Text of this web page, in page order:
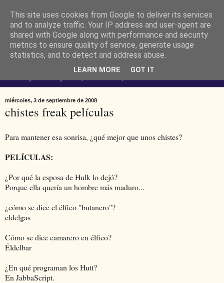
Ferendus K. Resimler -
personal
miércoles, 3 de septiembre de 2008
chistes freak películas
Para mantener esa sonrisa, ¿qué mejor que unos chistes?
PELÍCULAS:
¿Por qué la esposa de Hulk lo dejó?
Porque ella quería un hombre más maduro...
¿cómo se dice el élfico "butanero"?
eldelgas
Cómo se dice camarero en élfico?
Éldelbar
¿En qué programan los Hutt?
En JabbaScript.
This site uses cookies from Google to deliver its services
and to analyze traffic. Your IP address and user-agent are
shared with Google along with performance and security
metrics to ensure quality of service, generate usage
statistics, and to detect and address abuse.
LEARN MORE GOT IT